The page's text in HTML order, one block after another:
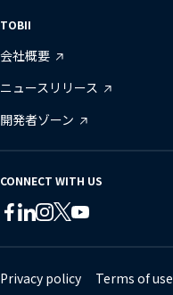
TOBII
会社概要
ニュースリリース
開発者ゾーン
CONNECT WITH US
Tobii
Facebook
Tobii
Linkedin
Tobii
Instagram
Tobii
Twitter
Tobii
Youtube
Tobii
Lin
Privacy policy
Terms of use